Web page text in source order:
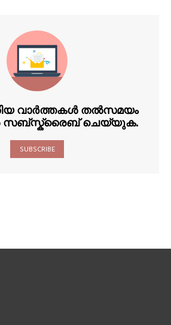
വാർത്തകൾ തൽസമയം
സബ്സ്ക്രൈബ് ചെയ്യുക.
SUBSCRIBE